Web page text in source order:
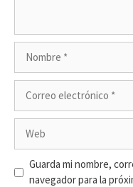
electrónico
Guarda mi nombre,
navegador para la